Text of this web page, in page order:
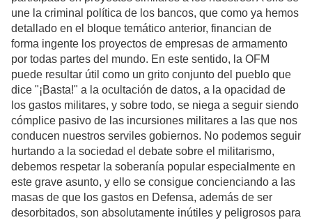
une la criminal política de los bancos, que como ya hemos
detallado en el bloque temático anterior, financian de
forma ingente los proyectos de empresas de armamento
por todas partes del mundo. En este sentido, la OFM
puede resultar útil como un grito conjunto del pueblo que
dice "¡Basta!" a la ocultación de datos, a la opacidad de
los gastos militares, y sobre todo, se niega a seguir siendo
cómplice pasivo de las incursiones militares a las que nos
conducen nuestros serviles gobiernos. No podemos seguir
hurtando a la sociedad el debate sobre el militarismo,
debemos respetar la soberanía popular especialmente en
este grave asunto, y ello se consigue concienciando a las
masas de que los gastos en Defensa, además de ser
desorbitados, son absolutamente inútiles y peligrosos para